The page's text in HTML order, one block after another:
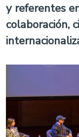
y referentes
colaboración,